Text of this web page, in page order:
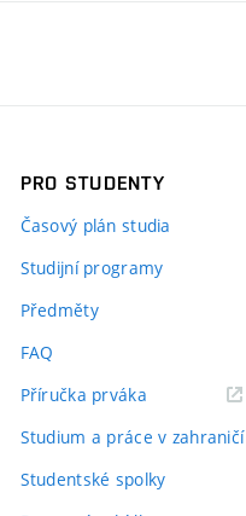
PRO STUDENTY
Časový plán studia
Studijní programy
Předměty
FAQ
Příručka prváka(externí
Studium a práce v zahraničí
Studentské spolky